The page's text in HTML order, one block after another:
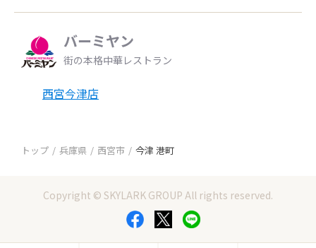
バーミヤン
街の本格中華レストラン
西宮今津店
トップ 兵庫県 西宮市 今津 港町
Copyright © SKYLARK GROUP All rights reserved.